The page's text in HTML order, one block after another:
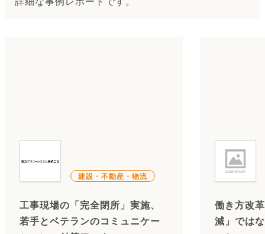
建設・不動産・物流
工事現場の「完全閉所」実施、
若手とベテランのコミュニケー
働き方改
減」では